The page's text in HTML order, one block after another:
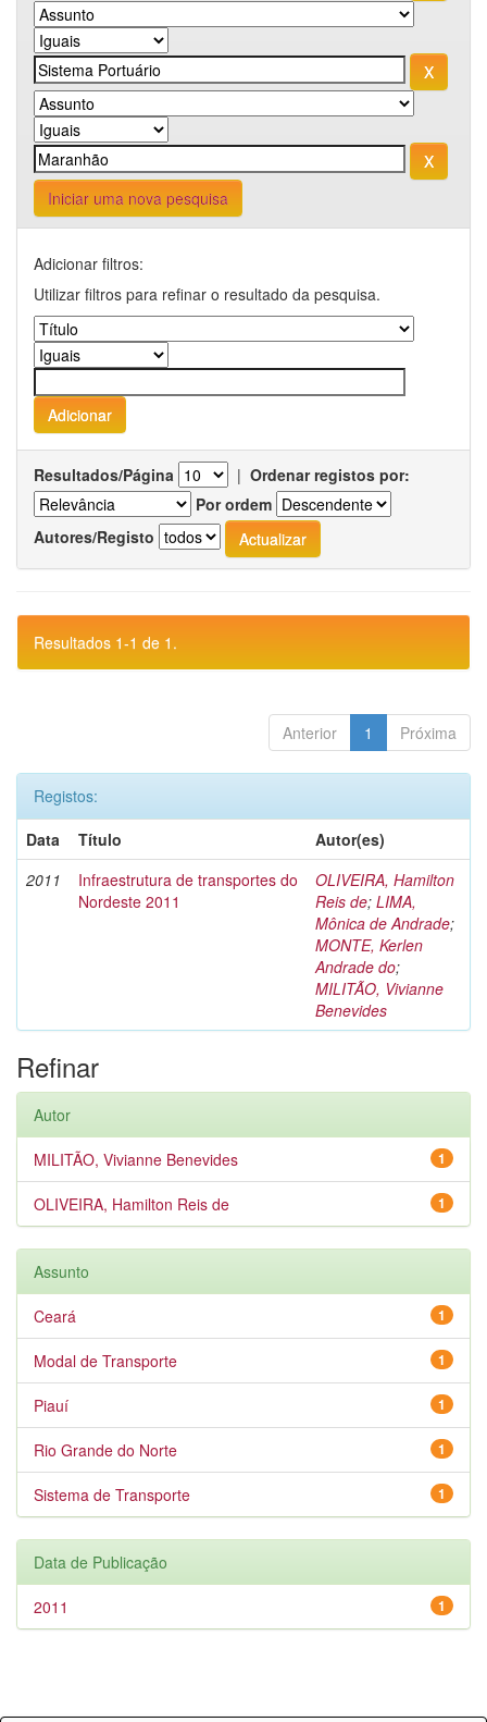
Iniciar uma nova pesquisa
Adicionar filtros:
Utilizar filtros para refinar o resultado da pesquisa.
Resultados/Página | Ordenar registos por:
Por ordem
Autores/Registo
Resultados 1-1 de 1.
Anterior 1 Próxima
Registos:
Data
Título
Autor(es)
2011
Infraestrutura de transportes do
Nordeste 2011
OLIVEIRA, Hamilton
Reis de; LIMA,
Mônica de Andrade;
MONTE, Kerlen
Andrade do;
MILITÃO, Vivianne
Benevides
Refinar
Autor
1
MILITÃO, Vivianne Benevides
1
OLIVEIRA, Hamilton Reis de
Assunto
1
Ceará
1
Modal de Transporte
1
Piauí
1
Rio Grande do Norte
1
Sistema de Transporte
Data de Publicação
1
2011